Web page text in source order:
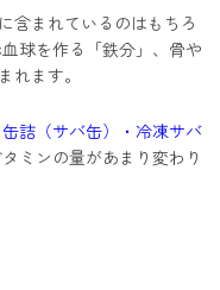
に含まれているのはもちろ
球を作る「鉄分」、骨や
れます。
缶詰（サバ缶）・冷凍サバ
ミンの量があまり変わり